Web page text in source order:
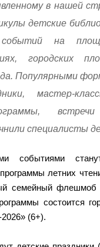
в нашей
детские
на
городских
Популярными
мастер-
специалисты
событиями
летних
семейный флешмоб
состоится
(6+).